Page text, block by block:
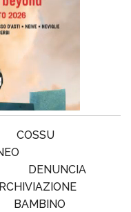
COSSU
DENUNCIA
BAMBINO